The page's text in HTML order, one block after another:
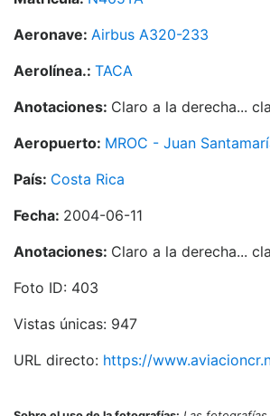
Aeronave: Airbus A320-233
Aerolínea.: TACA
Anotaciones: Claro a la derecha...
Aeropuerto: MROC - Juan
País: Costa Rica
Fecha: 2004-06-11
Anotaciones: Claro a la derecha...
Foto ID: 403
Vistas únicas: 947
URL directo: https://